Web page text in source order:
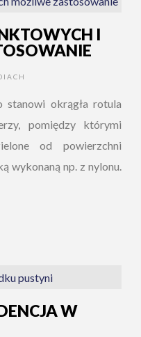
I
stanowi okrągła rotula
pomiędzy którymi
od powierzchni
wykonaną np. z nylonu.
W